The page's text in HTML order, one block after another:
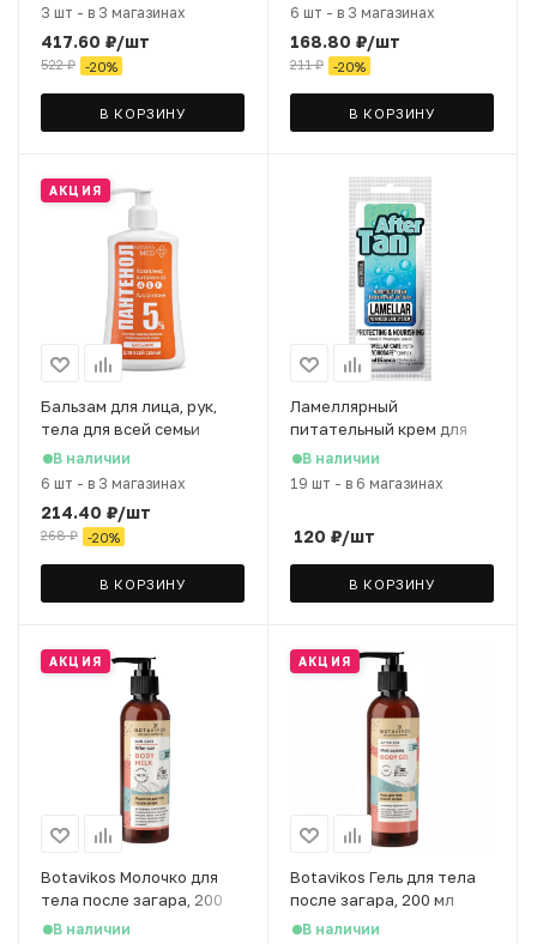
3 шт - в 3 магазинах
417.60 ₽/шт
522₽ -20%
В КОРЗИНУ
6 шт - в 3 магазинах
168.80 ₽/шт
211₽ -20%
В КОРЗИНУ
АКЦИЯ
Бальзам для лица, рук,
тела для всей семьи
Krassa Med Panthenol 5%
с Вит. А, Е, F, 250 мл
В наличии
6 шт - в 3 магазинах
214.40 ₽/шт
268₽ -20%
В КОРЗИНУ
Ламеллярный
питательный крем для
закрепления загара
Solbianca After Tan, 15 мл
В наличии
19 шт - в 6 магазинах
120 ₽/шт
В КОРЗИНУ
АКЦИЯ
Botavikos Молочко для
тела после загара, 200
млВ наличии
АКЦИЯ
Botavikos Гель для тела
после загара, 200 мл
В наличии